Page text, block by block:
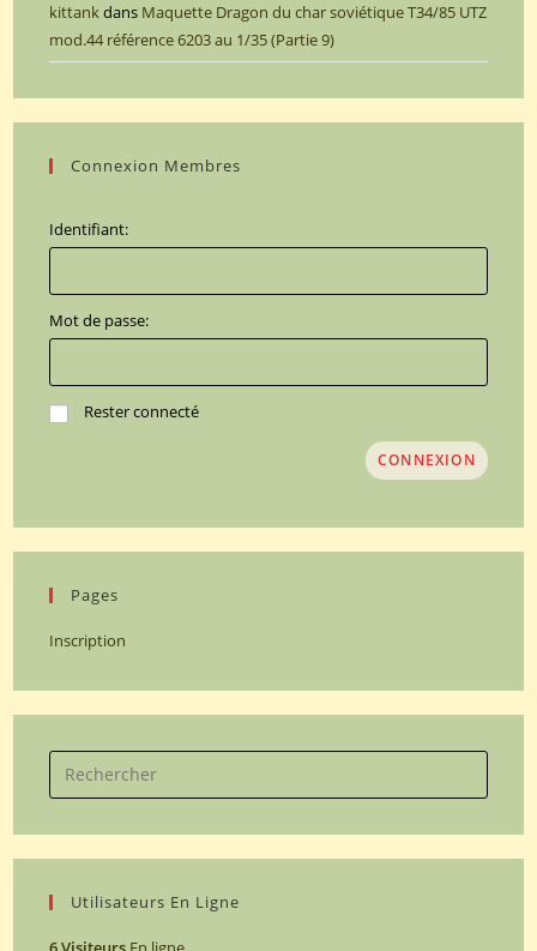
kittankdans Maquette Dragon du char soviétique T34/85 UTZ
mod.44 référence 6203 au 1/35 (Partie 9)
Connexion Membres
Identifiant:
Mot de passe:
Rester connecté
CONNEXION
Pages
Inscription
Utilisateurs En Ligne